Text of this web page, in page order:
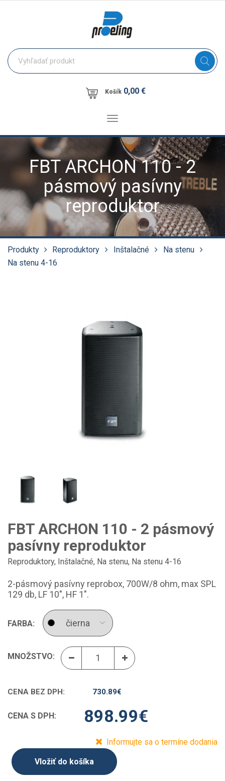
Košík 0,00 €
Toggle
FBT ARCHON 110 - 2
pásmový pasívny
reproduktor
Produkty Reproduktory Inštalačné
Na stenu
Na stenu 4-16
FBT ARCHON 110 - 2 pásmový
pasívny reproduktor
Reproduktory, Inštalačné, Na stenu, Na stenu 4-16
2-pásmový pasívny reprobox, 700W/8 ohm, max SPL
129 db, LF 10", HF 1".
FARBA:
MNOŽSTVO:
CENA BEZ DPH: 730.89€
CENA S DPH: 898.99€
Informujte sa o termíne dodania
Vložiť do košíka